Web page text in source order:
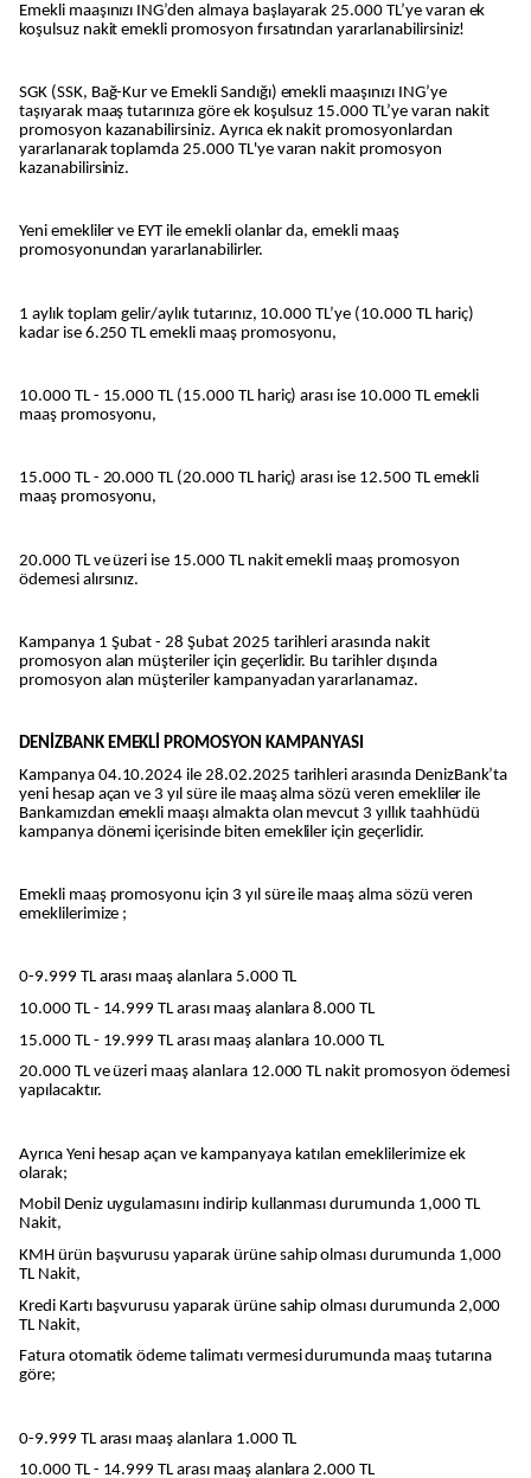
Emekli maaşınızı ING’den almaya başlayarak 25.000 TL’ye varan ek
koşulsuz nakit emekli promosyon fırsatından yararlanabilirsiniz!
SGK (SSK, Bağ-Kur ve Emekli Sandığı) emekli maaşınızı ING’ye
taşıyarak maaş tutarınıza göre ek koşulsuz 15.000 TL’ye varan nakit
promosyon kazanabilirsiniz. Ayrıca ek nakit promosyonlardan
yararlanarak toplamda 25.000 TL'ye varan nakit promosyon
kazanabilirsiniz.
Yeni emekliler ve EYT ile emekli olanlar da, emekli maaş
promosyonundan yararlanabilirler.
1 aylık toplam gelir/aylık tutarınız, 10.000 TL’ye (10.000 TL hariç)
kadar ise 6.250 TL emekli maaş promosyonu,
10.000 TL - 15.000 TL (15.000 TL hariç) arası ise 10.000 TL emekli
maaş promosyonu,
15.000 TL - 20.000 TL (20.000 TL hariç) arası ise 12.500 TL emekli
maaş promosyonu,
20.000 TL ve üzeri ise 15.000 TL nakit emekli maaş promosyon
ödemesi alırsınız.
Kampanya 1 Şubat - 28 Şubat 2025 tarihleri arasında nakit
promosyon alan müşteriler için geçerlidir. Bu tarihler dışında
promosyon alan müşteriler kampanyadan yararlanamaz.
DENİZBANK EMEKLİ PROMOSYON KAMPANYASI
Kampanya 04.10.2024 ile 28.02.2025 tarihleri arasında DenizBank’ta
yeni hesap açan ve 3 yıl süre ile maaş alma sözü veren emekliler ile
Bankamızdan emekli maaşı almakta olan mevcut 3 yıllık taahhüdü
kampanya dönemi içerisinde biten emekliler için geçerlidir.
Emekli maaş promosyonu için 3 yıl süre ile maaş alma sözü veren
emeklilerimize ;
0-9.999 TL arası maaş alanlara 5.000 TL
10.000 TL - 14.999 TL arası maaş alanlara 8.000 TL
15.000 TL - 19.999 TL arası maaş alanlara 10.000 TL
20.000 TL ve üzeri maaş alanlara 12.000 TL nakit promosyon ödemesi
yapılacaktır.
Ayrıca Yeni hesap açan ve kampanyaya katılan emeklilerimize ek
olarak;
Mobil Deniz uygulamasını indirip kullanması durumunda 1,000 TL
Nakit,
KMH ürün başvurusu yaparak ürüne sahip olması durumunda 1,000
TL Nakit,
Kredi Kartı başvurusu yaparak ürüne sahip olması durumunda 2,000
TL Nakit,
Fatura otomatik ödeme talimatı vermesi durumunda maaş tutarına
göre;
0-9.999 TL arası maaş alanlara 1.000 TL
10.000 TL - 14.999 TL arası maaş alanlara 2.000 TL